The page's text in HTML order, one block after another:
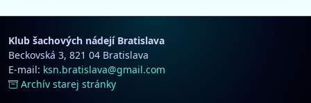
Klub šachových nádejí Bratislava
Beckovská 3, 821 04 Bratislava
E-mail: ksn.bratislava@gmail.com
Archív starej stránky